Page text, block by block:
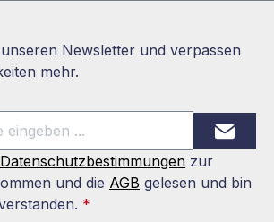
Newsletter und verpassen
mehr.
Datenschutzbestimmungen zur
und die AGB gelesen und bin
*